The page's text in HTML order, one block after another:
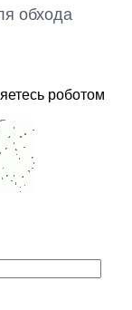
обхода
роботом